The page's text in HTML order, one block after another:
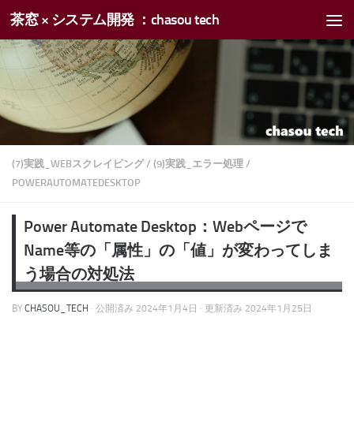
コンテンツへスキップ
茶窓 × システム開発 ：chasou tech
(7)実践_WEBスクレイピング / (9)実践_エラー処理 /
POWERAUTOMATEDESKTOP
Power Automate Desktop：Webページで
Name等の「属性」の「値」が変わってしま
う場合の対処法
BY CHASOU_TECH · 公開済み 2024年1月4日 · 更新済み 2024年1月25日